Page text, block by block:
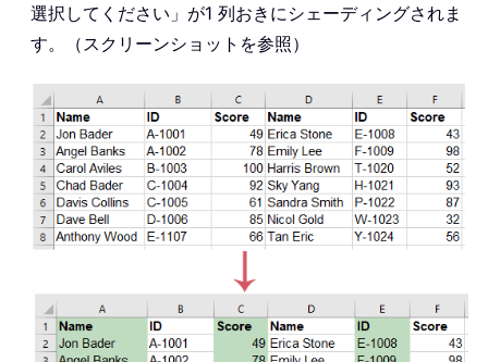
選択してください」が1 列おきにシェーディングされま
す。（スクリーンショットを参照）